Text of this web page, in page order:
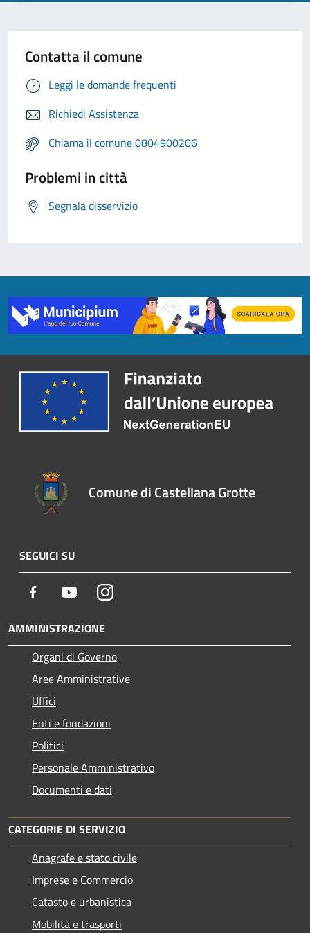
Contatta il comune
Leggi le domande frequenti
Richiedi Assistenza
Chiama il comune 0804900206
Problemi in città
Segnala disservizio
Comune di Castellana Grotte
SEGUICI SU
Facebook YoutubeInstagram
AMMINISTRAZIONE
Organi di Governo
Aree Amministrative
Uffici
Enti e fondazioni
Politici
Personale Amministrativo
Documenti e dati
CATEGORIE DI SERVIZIO
Anagrafe e stato civile
Imprese e Commercio
Catasto e urbanistica
Mobilità e trasporti